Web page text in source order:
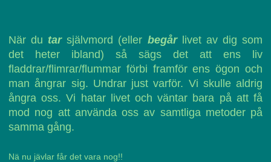
När du tarsjälvmord (eller begårlivet av dig som
det heter ibland) så sägs det att ens liv
fladdrar/flimrar/flummar förbi framför ens ögon och
man ångrar sig. Undrar just varför. Vi skulle aldrig
ångra oss. Vi hatar livet och väntar bara på att få
mod nog att använda oss av samtliga metoder på
samma gång.
Nä nu jävlar får det vara nog!!